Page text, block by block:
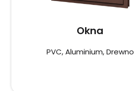
Okna
PVC, Aluminium, Drewno